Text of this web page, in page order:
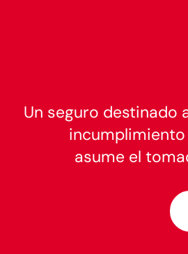
Un seguro destinado
asume el